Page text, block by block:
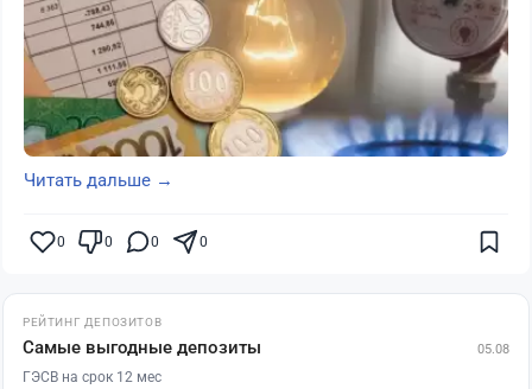
Читать дальше →
0 0 0 0
РЕЙТИНГ ДЕПОЗИТОВ
Самые выгодные депозиты 05.08
ГЭСВ на срок 12 мес